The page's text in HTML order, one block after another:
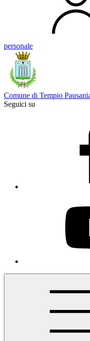
personale
Comune di Tempio
Seguici su